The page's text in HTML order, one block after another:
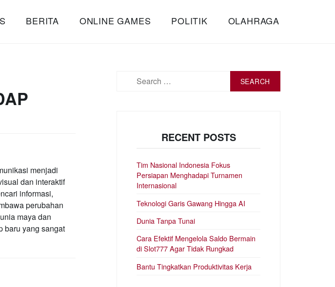
BERITA ONLINE GAMES POLITIK OLAHRAGA
menjadi
dan interaktif
informasi,
perubahan
maya dan
baru yang sangat
RECENT POSTS
Tim Nasional Indonesia Fokus
Persiapan Menghadapi Turnamen
Internasional
Teknologi Garis Gawang Hingga AI
Dunia Tanpa Tunai
Cara Efektif Mengelola Saldo Bermain
di Slot777 Agar Tidak Rungkad
Bantu Tingkatkan Produktivitas Kerja